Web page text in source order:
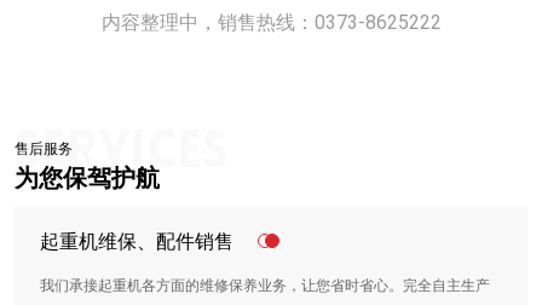
内容整理中，销售热线：0373-8625222
售后服务
为您保驾护航
起重机维保、配件销售
我们承接起重机各方面的维修保养业务，让您省时省心。完全自主生产